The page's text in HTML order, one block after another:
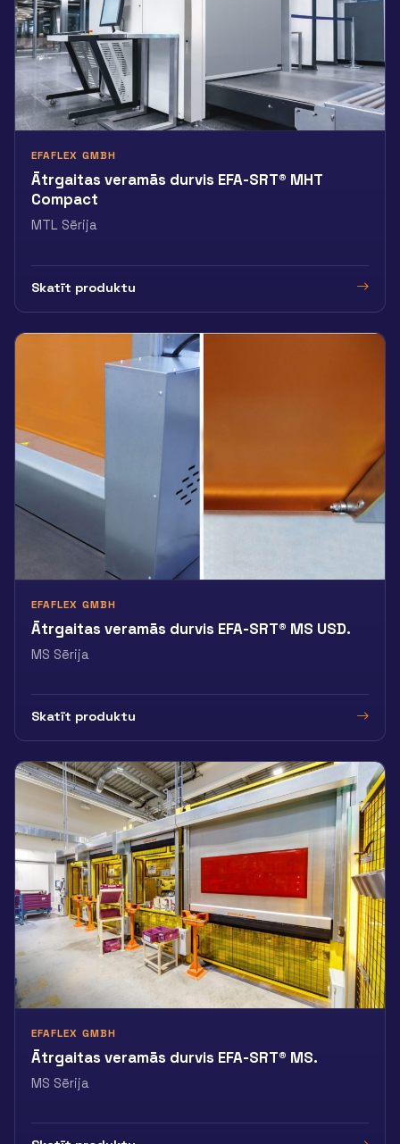
EFAFLEX GMBH
Ātrgaitas veramās durvis EFA-SRT® MHT
Compact
MTL Sērija
Skatīt produktu
EFAFLEX GMBH
Ātrgaitas veramās durvis EFA-SRT® MS USD.
MS Sērija
Skatīt produktu
EFAFLEX GMBH
Ātrgaitas veramās durvis EFA-SRT® MS.
MS Sērija